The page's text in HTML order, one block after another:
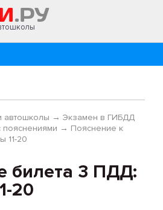
автошколы → Экзамен в ГИБДД
→ Пояснение к
11-20
билета 3 ПДД:
20